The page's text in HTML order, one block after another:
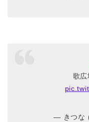
歌広
— きつな